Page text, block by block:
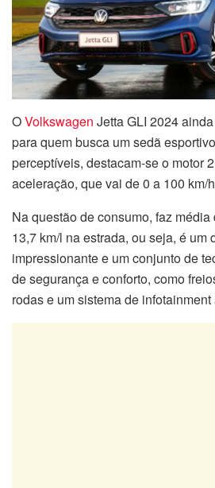
OVolkswagen Jetta GLI 2024
para quem busca um sedã
perceptíveis, destacam-se o motor
aceleração, que vai de 0 a 100 km/
Na questão de consumo, faz
13,7 km/l na estrada, ou seja, é um
impressionante e um conjunto de
de segurança e conforto, como
rodas e um sistema de